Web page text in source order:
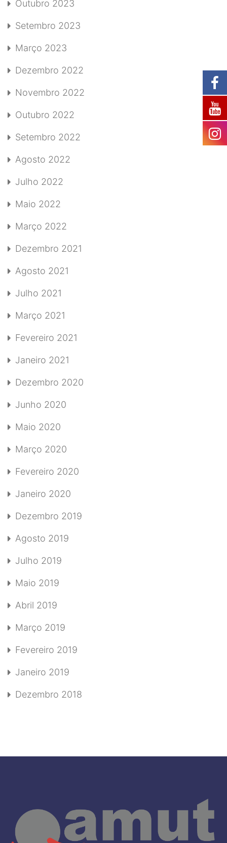
Outubro 2023
Setembro 2023
Março 2023
Dezembro 2022
Novembro 2022
Outubro 2022
Setembro 2022
Agosto 2022
Julho 2022
Maio 2022
Março 2022
Dezembro 2021
Agosto 2021
Julho 2021
Março 2021
Fevereiro 2021
Janeiro 2021
Dezembro 2020
Junho 2020
Maio 2020
Março 2020
Fevereiro 2020
Janeiro 2020
Dezembro 2019
Agosto 2019
Julho 2019
Maio 2019
Abril 2019
Março 2019
Fevereiro 2019
Janeiro 2019
Dezembro 2018